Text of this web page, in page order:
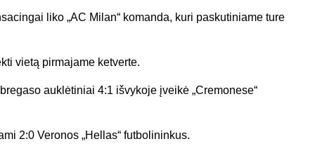
liko „AC Milan“ komanda, kuri paskutiniame ture
vietą pirmajame ketverte.
auklėtiniai 4:1 išvykoje įveikė „Cremonese“
2:0 Veronos „Hellas“ futbolininkus.